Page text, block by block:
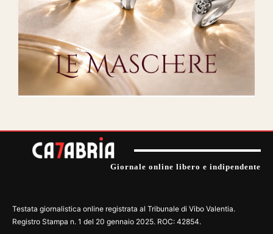
Giornale online libero e indipendente
Testata giornalistica online registrata al Tribunale di Vibo Valentia.
Registro Stampa n. 1 del 20 gennaio 2025. ROC: 42854.